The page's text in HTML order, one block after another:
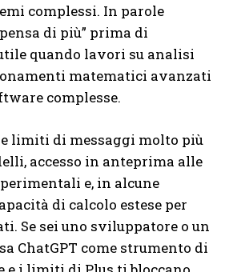
complessi. In parole
di più” prima di
quando lavori su analisi
matematici avanzati
complesse.
limiti di messaggi molto più
accesso in anteprima alle
e, in alcune
di calcolo estese per
Se sei uno sviluppatore o un
ChatGPT come strumento di